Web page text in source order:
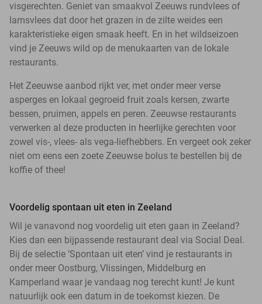
visgerechten. Geniet van smaakvol Zeeuws rundvlees of
lamsvlees dat door het grazen in de zilte weides een
karakteristieke eigen smaak heeft. En in het wildseizoen
vind je Zeeuws wild op de menukaarten van de lokale
restaurants.
Het Zeeuwse aanbod rijkt ver, met onder meer verse
asperges en lokaal gegroeid fruit zoals kersen, zwarte
bessen, pruimen, appels en peren. Zeeuwse restaurants
verwerken al deze producten in heerlijke gerechten voor
zowel vis-, vlees- als vega-liefhebbers. En vergeet ook zeker
niet om eens een zoete Zeeuwse bolus te bestellen bij de
koffie of thee!
Voordelig spontaan uit eten in Zeeland
Wil je vanavond nog voordelig uit eten gaan in Zeeland?
Kies dan een bijpassende restaurant deal via Social Deal.
Bij de selectie ‘Spontaan uit eten’ vind je restaurants in
onder meer Oostburg, Vlissingen, Middelburg en
Kamperland waar je vandaag nog terecht kunt! Je kunt
natuurlijk ook een datum in de toekomst kiezen. De